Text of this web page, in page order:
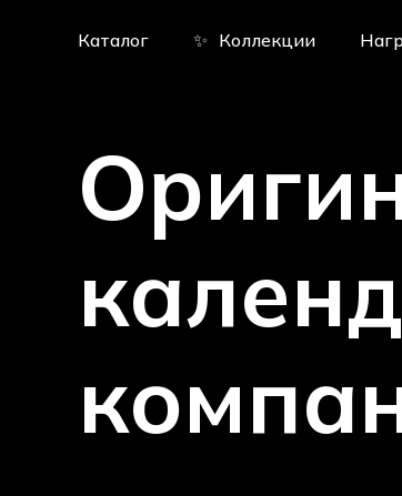
Каталог ✨ Коллекции